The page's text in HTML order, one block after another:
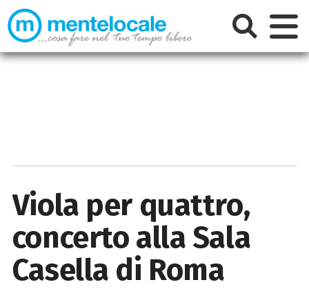
Viola per quattro,
concerto alla Sala
Casella di Roma